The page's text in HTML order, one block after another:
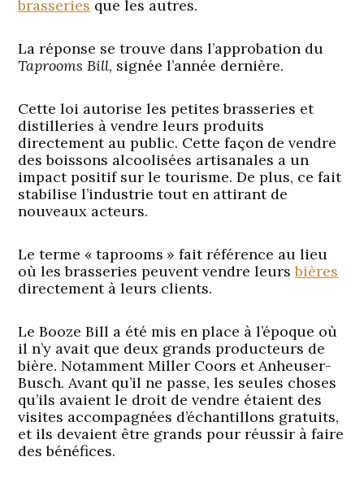
brasseries que les autres.
La réponse se trouve dans l’approbation du
Taprooms Bill, signée l’année dernière.
Cette loi autorise les petites brasseries et
distilleries à vendre leurs produits
directement au public. Cette façon de vendre
des boissons alcoolisées artisanales a un
impact positif sur le tourisme. De plus, ce fait
stabilise l’industrie tout en attirant de
nouveaux acteurs.
Le terme « taprooms » fait référence au lieu
où les brasseries peuvent vendre leursbières
directement à leurs clients.
Le Booze Bill a été mis en place à l’époque où
il n’y avait que deux grands producteurs de
bière. Notamment Miller Coors et Anheuser-
Busch. Avant qu’il ne passe, les seules choses
qu’ils avaient le droit de vendre étaient des
visites accompagnées d’échantillons gratuits,
et ils devaient être grands pour réussir à faire
des bénéfices.